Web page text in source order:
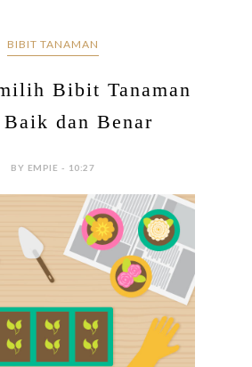
BIBIT TANAMAN
Bibit Tanaman
dan Benar
BY EMPIE - 10:27